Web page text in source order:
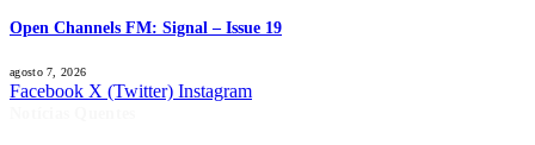
Open Channels FM: Signal – Issue 19
agosto 7, 2026
Facebook X (Twitter) Instagram